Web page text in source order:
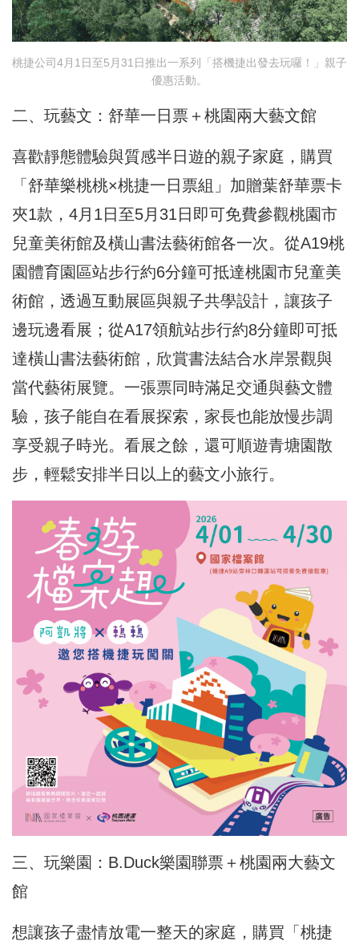
桃捷公司4月1日至5月31日推出一系列「搭機捷出發去玩囉！」親子
優惠活動。
二、玩藝文：舒華一日票＋桃園兩大藝文館
喜歡靜態體驗與質感半日遊的親子家庭，購買
「舒華樂桃桃×桃捷一日票組」加贈葉舒華票卡
夾1款，4月1日至5月31日即可免費參觀桃園市
兒童美術館及橫山書法藝術館各一次。從A19桃
園體育園區站步行約6分鐘可抵達桃園市兒童美
術館，透過互動展區與親子共學設計，讓孩子
邊玩邊看展；從A17領航站步行約8分鐘即可抵
達橫山書法藝術館，欣賞書法結合水岸景觀與
當代藝術展覽。一張票同時滿足交通與藝文體
驗，孩子能自在看展探索，家長也能放慢步調
享受親子時光。看展之餘，還可順遊青塘園散
步，輕鬆安排半日以上的藝文小旅行。
三、玩樂園：B.Duck樂園聯票＋桃園兩大藝文
館
想讓孩子盡情放電一整天的家庭，購買「桃捷